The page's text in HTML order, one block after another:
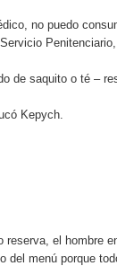
no puedo
de saquito o té –
Kepych.
el hombre
del menú porque